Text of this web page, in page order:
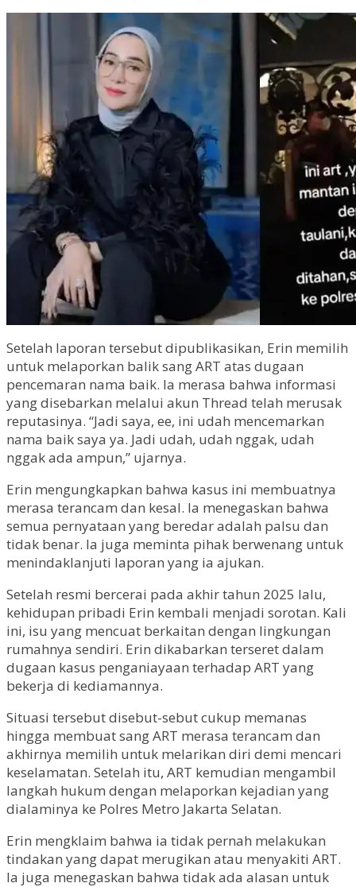
Setelah laporan tersebut dipublikasikan, Erin memilih
untuk melaporkan balik sang ART atas dugaan
pencemaran nama baik. Ia merasa bahwa informasi
yang disebarkan melalui akun Thread telah merusak
reputasinya. “Jadi saya, ee, ini udah mencemarkan
nama baik saya ya. Jadi udah, udah nggak, udah
nggak ada ampun,” ujarnya.
Erin mengungkapkan bahwa kasus ini membuatnya
merasa terancam dan kesal. Ia menegaskan bahwa
semua pernyataan yang beredar adalah palsu dan
tidak benar. Ia juga meminta pihak berwenang untuk
menindaklanjuti laporan yang ia ajukan.
Setelah resmi bercerai pada akhir tahun 2025 lalu,
kehidupan pribadi Erin kembali menjadi sorotan. Kali
ini, isu yang mencuat berkaitan dengan lingkungan
rumahnya sendiri. Erin dikabarkan terseret dalam
dugaan kasus penganiayaan terhadap ART yang
bekerja di kediamannya.
Situasi tersebut disebut-sebut cukup memanas
hingga membuat sang ART merasa terancam dan
akhirnya memilih untuk melarikan diri demi mencari
keselamatan. Setelah itu, ART kemudian mengambil
langkah hukum dengan melaporkan kejadian yang
dialaminya ke Polres Metro Jakarta Selatan.
Erin mengklaim bahwa ia tidak pernah melakukan
tindakan yang dapat merugikan atau menyakiti ART.
Ia juga menegaskan bahwa tidak ada alasan untuk